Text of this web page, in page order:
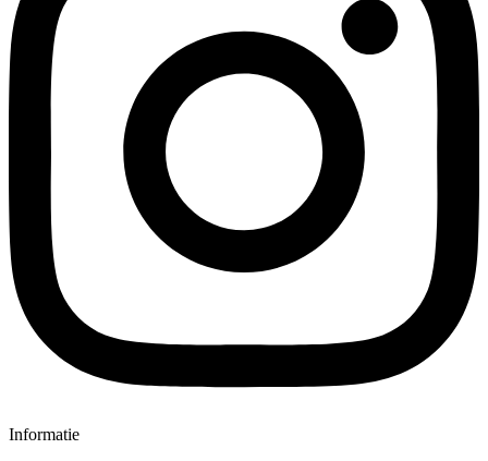
Informatie